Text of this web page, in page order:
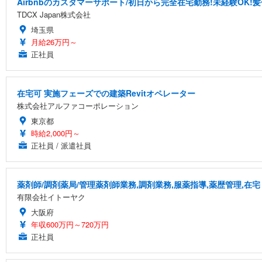
TDCX Japan株式会社
埼玉県
月給26万円～
正社員
在宅可 実施フェーズでの建築Revitオペレーター
株式会社アルファコーポレーション
東京都
時給2,000円～
正社員 / 派遣社員
薬剤師/調剤薬局/管理薬剤師業務,調剤業務,服薬指導,薬歴管理,在宅
有限会社イトーヤク
大阪府
年収600万円～720万円
正社員